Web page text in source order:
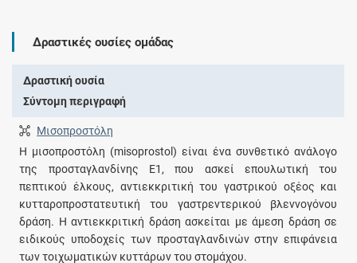
Δραστικές ουσίες ομάδας
Δραστική ουσία
Σύντομη περιγραφή
Μισοπροστόλη
H μισοπροστόλη (misoprostol) είναι ένα συνθετικό ανάλογο
της προσταγλανδίνης Ε1, που ασκεί επουλωτική του
πεπτικού έλκους, αντιεκκριτική του γαστρικού οξέος και
κυτταροπροστατευτική του γαστρεντερικού βλεννογόνου
δράση. Η αντιεκκριτική δράση ασκείται με άμεση δράση σε
ειδικούς υποδοχείς των προσταγλανδινών στην επιφάνεια
των τοιχωματικών κυττάρων του στομάχου.